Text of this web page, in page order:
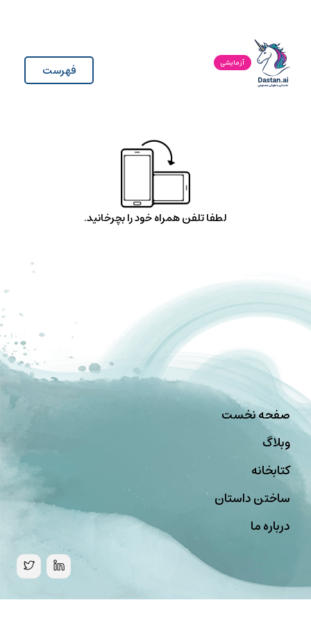
آزمایشی فهرست
لطفا تلفن همراه خود را بچرخانید.
صفحه نخست
وبلاگ
کتابخانه
ساختن داستان
درباره ما